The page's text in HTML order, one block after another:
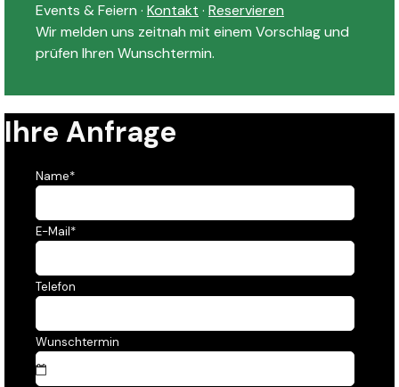
Events & Feiern · Kontakt · Reservieren
Wir melden uns zeitnah mit einem Vorschlag und
prüfen Ihren Wunschtermin.
Ihre Anfrage
Name*
E-Mail*
Telefon
Wunschtermin